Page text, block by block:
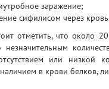
заражение;
сифилисом через
отметить, что около
незначительным
или низкой
в крови белков,